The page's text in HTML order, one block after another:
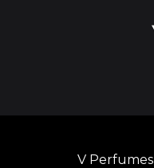
V Perfumes